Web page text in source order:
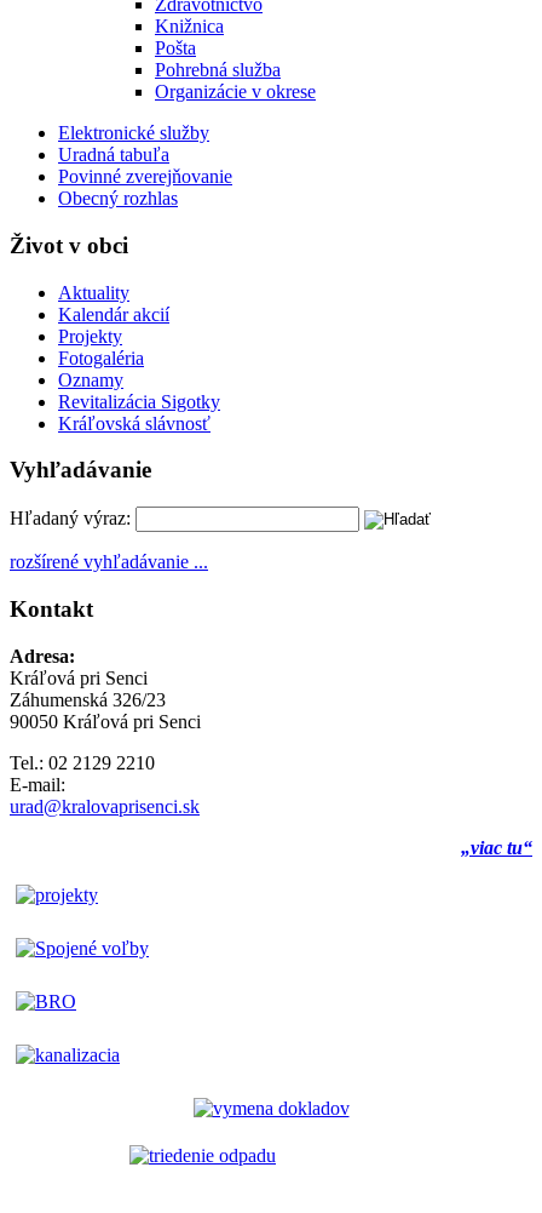
Zdravotníctvo
Knižnica
Pošta
Pohrebná služba
Organizácie v okrese
Elektronické služby
Uradná tabuľa
Povinné zverejňovanie
Obecný rozhlas
Život v obci
Aktuality
Kalendár akcií
Projekty
Fotogaléria
Oznamy
Revitalizácia Sigotky
Kráľovská slávnosť
Vyhľadávanie
Hľadaný výraz:
rozšírené vyhľadávanie ...
Kontakt
Adresa:
Kráľová pri Senci
Záhumenská 326/23
90050 Kráľová pri Senci
Tel.: 02 2129 2210
E-mail:
urad@kralovaprisenci.sk
„viac tu“